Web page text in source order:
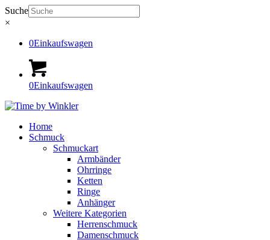
Suche
×
0Einkaufswagen
0Einkaufswagen
Home
Schmuck
Schmuckart
Armbänder
Ohrringe
Ketten
Ringe
Anhänger
Weitere Kategorien
Herrenschmuck
Damenschmuck